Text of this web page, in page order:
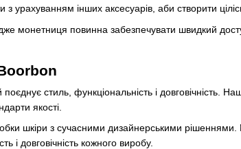
урахуванням інших аксесуарів, аби створити
монетниця повинна забезпечувати швидкий
стиль, функціональність і довговічність.
якості.
шкіри з сучасними дизайнерськими
і довговічність кожного виробу.